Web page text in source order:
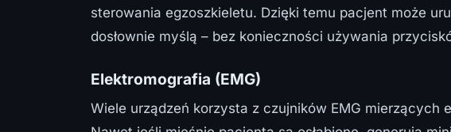
sterowania egzoszkieletu. Dzięki temu pacjent może
dosłownie myślą – bez konieczności używania
Elektromografia (EMG)
Wiele urządzeń korzysta z czujników EMG mierzących